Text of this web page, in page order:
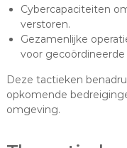
Cybercapaciteiten
verstoren.
Gezamenlijke
voor gecoördineerde
Deze tactieken
opkomende
omgeving.